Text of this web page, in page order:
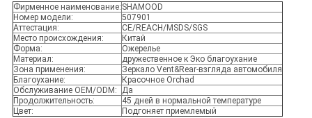
Фирменное наименование: SHAMOOD
Номер модели:
507901
Аттестация:
CE/REACH/MSDS/SGS
Место происхождения:
Китай
Форма:
Ожерелье
Материал:
дружественное к Эко благоухание
Зона применения:
Зеркало Vent&Rear-взгляда автомобиля
Благоухание:
Красочное Orchad
Обслуживание OEM/ODM:
Да
Продолжительность:
45 дней в нормальной температуре
Цвет:
Подгоняет приемлемый